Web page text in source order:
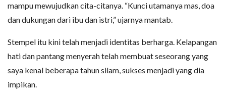
mampu mewujudkan cita-citanya. “Kunci utamanya mas, doa
dan dukungan dari ibu dan istri,” ujarnya mantab.
Stempel itu kini telah menjadi identitas berharga. Kelapangan
hati dan pantang menyerah telah membuat seseorang yang
saya kenal beberapa tahun silam, sukses menjadi yang dia
impikan.